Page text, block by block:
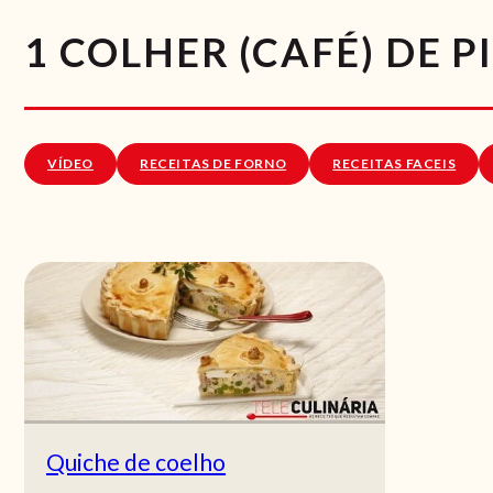
1 COLHER (CAFÉ) DE
VÍDEO RECEITAS DE FORNO RECEITAS FACEIS
Quiche de coelho